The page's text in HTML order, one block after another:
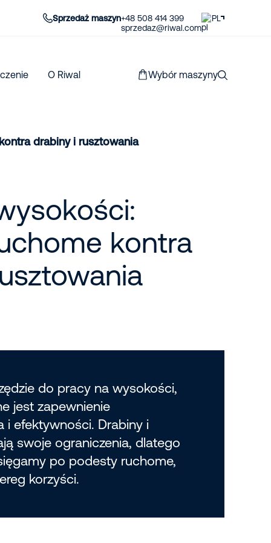
Sprzedaż maszyn+48 508 414 399
sprzedaz@riwal.com
PL
O Riwal Wybór maszyny
drabiny i rusztowania
kontra
do pracy na wysokości,
jest zapewnienie
i efektywności. Drabiny i
swoje ograniczenia, dlatego
po podesty ruchome,
korzyści.